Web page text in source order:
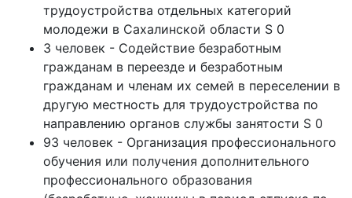
трудоустройства отдельных категорий
молодежи в Сахалинской области S 0
3 человек - Содействие безработным
гражданам в переезде и безработным
гражданам и членам их семей в переселении в
другую местность для трудоустройства по
направлению органов службы занятости S 0
93 человек - Организация профессионального
обучения или получения дополнительного
профессионального образования